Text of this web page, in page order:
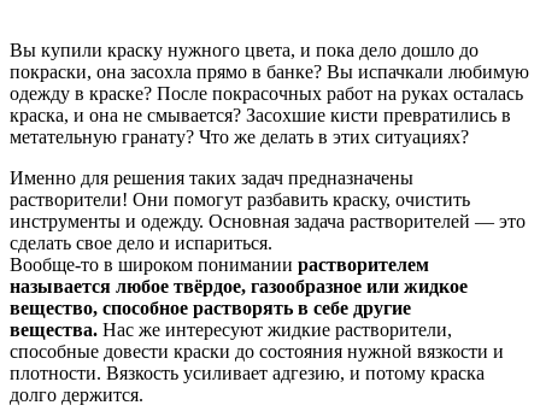
Вы купили краску нужного цвета, и пока дело дошло до
покраски, она засохла прямо в банке? Вы испачкали любимую
одежду в краске? После покрасочных работ на руках осталась
краска, и она не смывается? Засохшие кисти превратились в
метательную гранату? Что же делать в этих ситуациях?
Именно для решения таких задач предназначены
растворители! Они помогут разбавить краску, очистить
инструменты и одежду. Основная задача растворителей — это
сделать свое дело и испариться.
Вообще-то в широком понимании растворителем
называется любое твёрдое, газообразное или жидкое
вещество, способное растворять в себе другие
вещества. Нас же интересуют жидкие растворители,
способные довести краски до состояния нужной вязкости и
плотности. Вязкость усиливает адгезию, и потому краска
долго держится.